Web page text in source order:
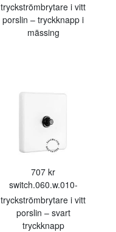
tryckströmbrytare i vitt
porslin – tryckknapp i
mässing
707 kr
switch.060.w.010-
tryckströmbrytare i vitt
porslin – svart
tryckknapp